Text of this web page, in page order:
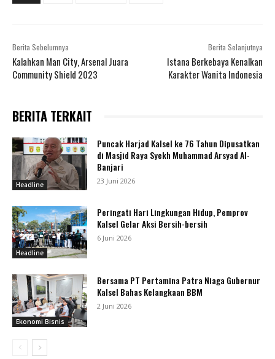
Berita Sebelumnya
Kalahkan Man City, Arsenal Juara
Community Shield 2023
Berita Selanjutnya
Istana Berkebaya Kenalkan
Karakter Wanita Indonesia
BERITA TERKAIT
Headline
Puncak Harjad Kalsel ke 76 Tahun Dipusatkan
di Masjid Raya Syekh Muhammad Arsyad Al-
Banjari
23 Juni 2026
Headline
Peringati Hari Lingkungan Hidup, Pemprov
Kalsel Gelar Aksi Bersih-bersih
6 Juni 2026
Ekonomi Bisnis
Bersama PT Pertamina Patra Niaga Gubernur
Kalsel Bahas Kelangkaan BBM
2 Juni 2026